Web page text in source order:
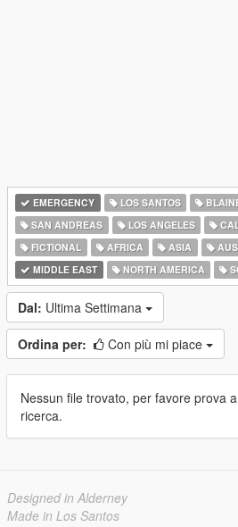
EMERGENCY LOS SANTOS
SAN ANDREAS
LOS ANGELES
FICTIONAL
AFRICA ASIA
MIDDLE EAST
NORTH AMERICA
Dal: Ultima Settimana
Ordina per: Con più mi piace
Nessun file trovato, per favore prova
ricerca.
Designed in Alderney
Made in Los Santos